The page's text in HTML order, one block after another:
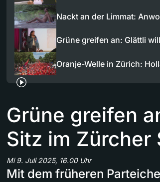
Nackt an der Limmat:
Grüne greifen an: Glättli
Oranje-Welle in Zürich:
Grüne greifen
Sitz im Zürcher
Mi 9. Juli 2025, 16.00 Uhr
Mit dem früheren